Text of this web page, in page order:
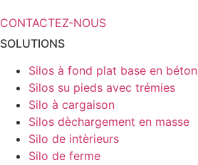
CONTACTEZ-NOUS
SOLUTIONS
Silos à fond plat base en béton
Silos su pieds avec trémies
Silo à cargaison
Silos dèchargement en masse
Silo de intèrieurs
Silo de ferme